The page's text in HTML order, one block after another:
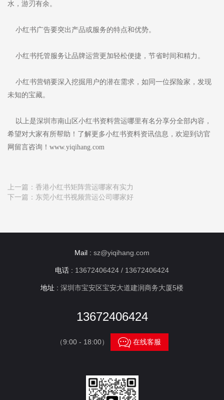
水，游刃有余。
小红书广告要突出产品或服务的特点和优势。
小红书托管服务让品牌运营更加轻松便捷，节省时间和精力。
小红书营销要深入挖掘用户的潜在需求，如同一位探险家，发现
未知的宝藏。
以上是深圳市南山区小红书资料营运哪里有名分享分全部内容，
希望对大家有所帮助！了解更多小红书资料资讯信息，欢迎到访官
网留言咨询！www.yiqihang.com
上一篇： 香港小红书矩阵营运哪家有实力
下一篇： 东莞小红书视频营运公司哪家好
Mail : sz@yiqihang.com
电话 : 13672406424 / 13672406424
地址 : 深圳市宝安区宝安大道建润商务大厦5楼
13672406424
（9:00 - 18:00） 在线客服